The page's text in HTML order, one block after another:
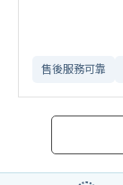
售後服務可靠​